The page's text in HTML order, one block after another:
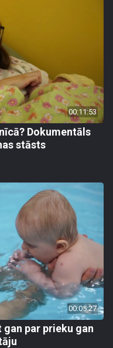
00:11:53
Dokumentāls
stāsts
00:05:27
par prieku gan